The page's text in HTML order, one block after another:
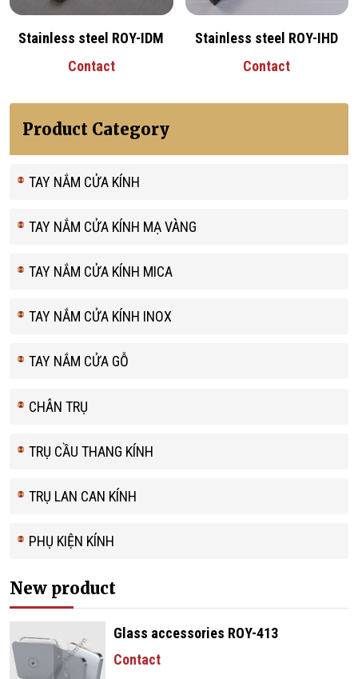
Stainless steel ROY-IDM
Contact
Stainless steel ROY-IHD
Contact
Product Category
TAY NẮM CỬA KÍNH
TAY NẮM CỬA KÍNH MẠ VÀNG
TAY NẮM CỬA KÍNH MICA
TAY NẮM CỬA KÍNH INOX
TAY NẮM CỬA GỖ
CHÂN TRỤ
TRỤ CẦU THANG KÍNH
TRỤ LAN CAN KÍNH
PHỤ KIỆN KÍNH
New product
Glass accessories ROY-413
Contact